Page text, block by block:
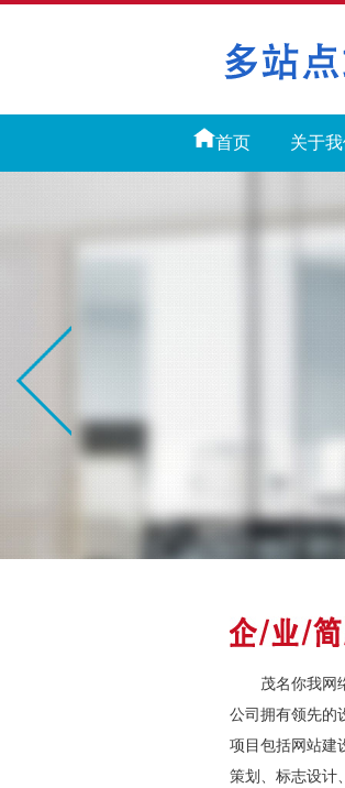
首页 关于
茂名你我网
公司拥有领先的
项目包括网站建
策划、标志设计